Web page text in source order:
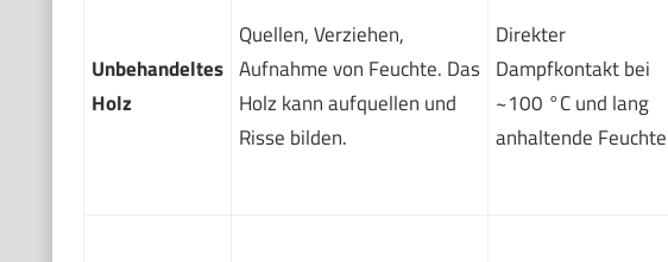
Unbehandeltes
Holz
Quellen, Verziehen,
Aufnahme von Feuchte. Das
Holz kann aufquellen und
Risse bilden.
Direkter
Dampfkontakt bei
~100 °C und lang
anhaltende